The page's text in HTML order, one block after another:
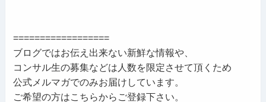
==================
ブログではお伝え出来ない新鮮な情報や、
コンサル生の募集などは人数を限定させて頂くため
公式メルマガでのみお届けしています。
ご希望の方はこちらからご登録下さい。